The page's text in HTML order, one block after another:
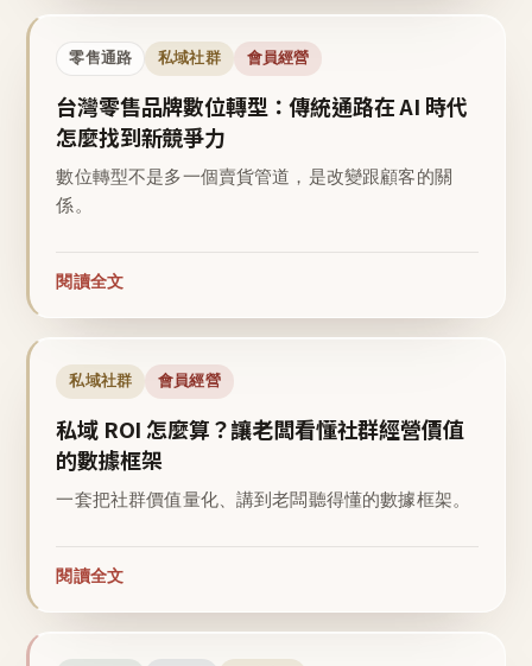
零售通路 私域社群 會員經營
台灣零售品牌數位轉型：傳統通路在 AI 時代
怎麼找到新競爭力
數位轉型不是多一個賣貨管道，是改變跟顧客的關
係。
閱讀全文
私域社群 會員經營
私域 ROI 怎麼算？讓老闆看懂社群經營價值
的數據框架
一套把社群價值量化、講到老闆聽得懂的數據框架。
閱讀全文